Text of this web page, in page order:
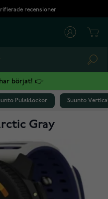
recensioner
börjat! 👉
Pulsklockor Suunto
Gray